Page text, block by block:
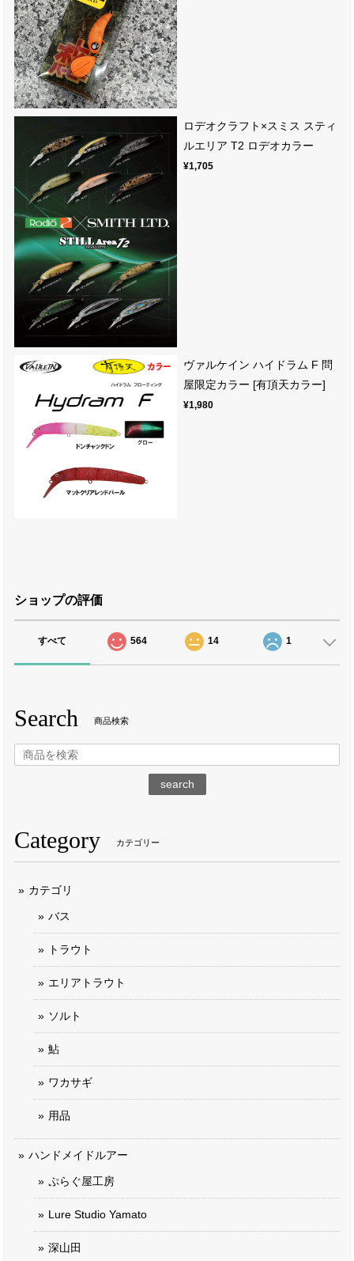
ロデオクラフト×スミス スティ
ルエリア T2 ロデオカラー
¥1,705
ヴァルケイン ハイドラム F 問
屋限定カラー [有頂天カラー]
¥1,980
ショップの評価
すべて 564 14 1
Search 商品検索
search
Category カテゴリー
カテゴリ
バス
トラウト
エリアトラウト
ソルト
鮎
ワカサギ
用品
ハンドメイドルアー
ぷらぐ屋工房
Lure Studio Yamato
深山田